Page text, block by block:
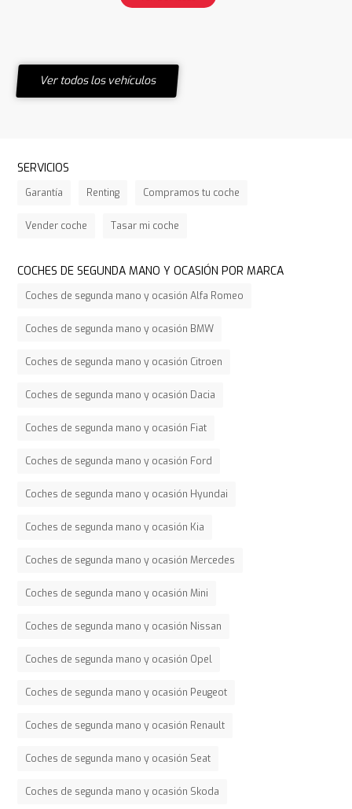
Ver todos los vehículos
SERVICIOS
Garantía Renting Compramos tu coche
Vender coche Tasar mi coche
COCHES DE SEGUNDA MANO Y OCASIÓN POR MARCA
Coches de segunda mano y ocasión Alfa Romeo
Coches de segunda mano y ocasión BMW
Coches de segunda mano y ocasión Citroen
Coches de segunda mano y ocasión Dacia
Coches de segunda mano y ocasión Fiat
Coches de segunda mano y ocasión Ford
Coches de segunda mano y ocasión Hyundai
Coches de segunda mano y ocasión Kia
Coches de segunda mano y ocasión Mercedes
Coches de segunda mano y ocasión Mini
Coches de segunda mano y ocasión Nissan
Coches de segunda mano y ocasión Opel
Coches de segunda mano y ocasión Peugeot
Coches de segunda mano y ocasión Renault
Coches de segunda mano y ocasión Seat
Coches de segunda mano y ocasión Skoda